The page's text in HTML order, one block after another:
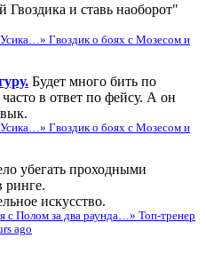
Гвоздика и ставь наоборот"
Гвоздик о боях с Мозесом и
Будет много бить по
в ответ по фейсу. А он
Гвоздик о боях с Мозесом и
убегать проходными
ринге.
искусство.
с Полом за два раунда…» Топ-тренер
ago